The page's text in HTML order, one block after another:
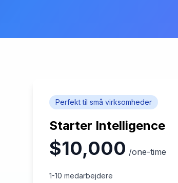
Perfekt til små virksomheder
Starter Intelligence
$10,000 /one-time
1-10 medarbejdere